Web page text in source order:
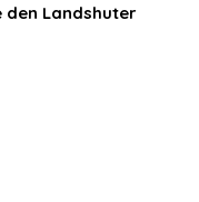
den Landshuter